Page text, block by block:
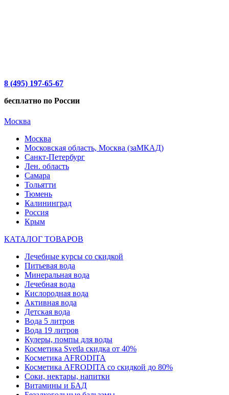
8 (495) 197-65-67
бесплатно по России
Москва
Москва
Московская область, Москва (заМКАД)
Санкт-Петербург
Лен. область
Самара
Тольятти
Тюмень
Калининград
Россия
Крым
КАТАЛОГ ТОВАРОВ
Лечебные курсы со скидкой
Питьевая вода
Минеральная вода
Лечебная вода
Кислородная вода
Активная вода
Детская вода
Вода 5 литров
Вода 19 литров
Кулеры, помпы для воды
Косметика Svetla скидка от 40%
Косметика AFRODITA
Косметика AFRODITA со скидкой до 80%
Соки, нектары, напитки
Витамины и БАД